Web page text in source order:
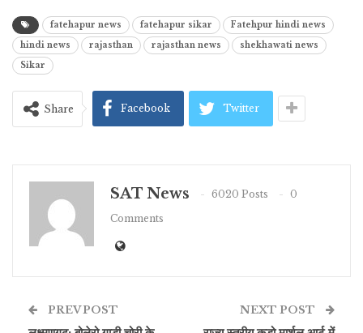
fatehapur news fatehapur sikar
Fatehpur hindi news
hindi news
rajasthan rajasthan news
shekhawati news
Sikar
Share Facebook Twitter
SAT News 6020 Posts
0
Comments
PREV POST NEXT POST